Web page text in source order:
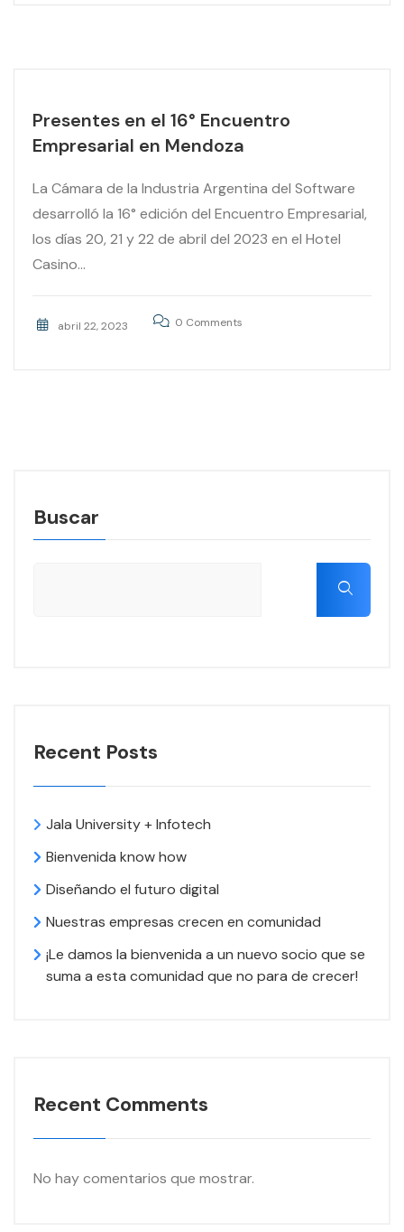
Presentes en el 16° Encuentro
Empresarial en Mendoza
La Cámara de la Industria Argentina del Software
desarrolló la 16° edición del Encuentro Empresarial,
los días 20, 21 y 22 de abril del 2023 en el Hotel
Casino...
abril 22, 2023 0 Comments
Buscar
Recent Posts
Jala University + Infotech
Bienvenida know how
Diseñando el futuro digital
Nuestras empresas crecen en comunidad
¡Le damos la bienvenida a un nuevo socio que se
suma a esta comunidad que no para de crecer!
Recent Comments
No hay comentarios que mostrar.